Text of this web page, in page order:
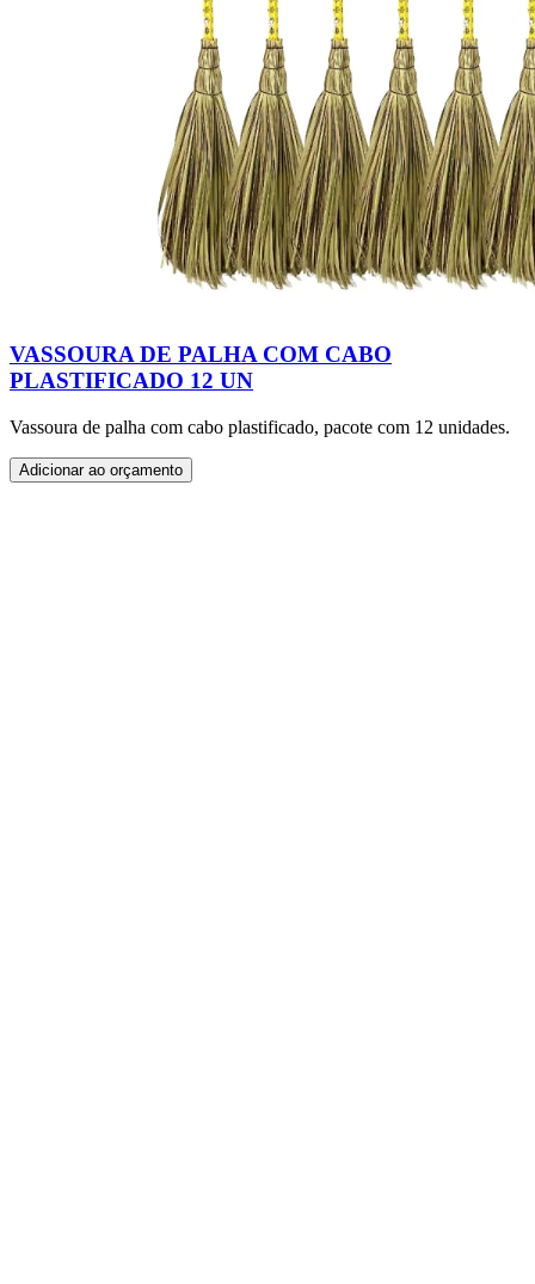
VASSOURA DE PALHA COM CABO
PLASTIFICADO 12 UN
Vassoura de palha com cabo plastificado, pacote com 12 unidades.
Adicionar ao orçamento